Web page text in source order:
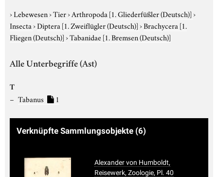
›Lebewesen›Tier›Arthropoda [1. Gliederfüßler (Deutsch)]›
Insecta›Diptera [1. Zweiflügler (Deutsch)]›Brachycera [1.
Fliegen (Deutsch)]›Tabanidae [1. Bremsen (Deutsch)]
Alle Unterbegriffe (Ast)
T
Tabanus 1
Verknüpfte Sammlungsobjekte (6)
Alexander von Humboldt,
Reisewerk, Zoologie, Pl. 40